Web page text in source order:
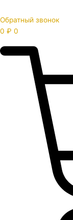
Обратный звонок
0 ₽ 0